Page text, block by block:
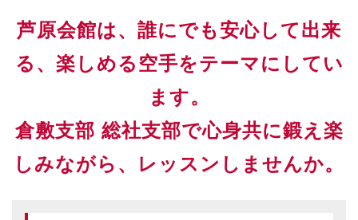
芦原会館は、誰にでも安心して出来
る、楽しめる空手をテーマにしてい
ます。
倉敷支部 総社支部で心身共に鍛え楽
しみながら、レッスンしませんか。